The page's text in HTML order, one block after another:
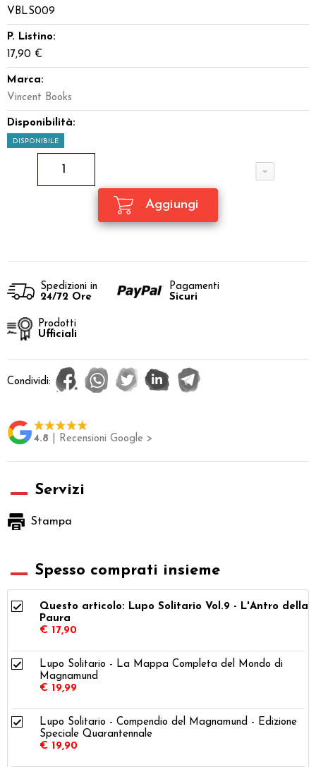
VBLS009
P. Listino:
17,90 €
Marca:
Vincent Books
Disponibilità:
DISPONIBILE
Spedizioni in
24/72 Ore
Pagamenti
Sicuri
Prodotti
Ufficiali
Condividi:
4.8 | Recensioni Google >
Servizi
Stampa
Spesso comprati insieme
Questo articolo: Lupo Solitario Vol.9 - L'Antro della
Paura
€ 17,90
Lupo Solitario - La Mappa Completa del Mondo di
Magnamund
€ 19,99
Lupo Solitario - Compendio del Magnamund - Edizione
Speciale Quarantennale
€ 19,90